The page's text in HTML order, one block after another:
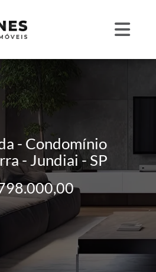
- Condomínio
- Jundiai - SP